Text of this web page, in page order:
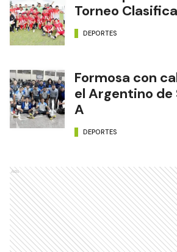
Torneo
DEPORTES
Formosa con
el Argentino de
A
DEPORTES
Ads